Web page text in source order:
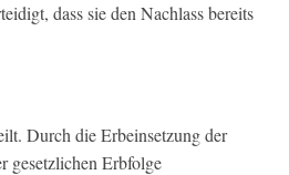
dass sie den Nachlass bereits
Durch die Erbeinsetzung der
gesetzlichen Erbfolge